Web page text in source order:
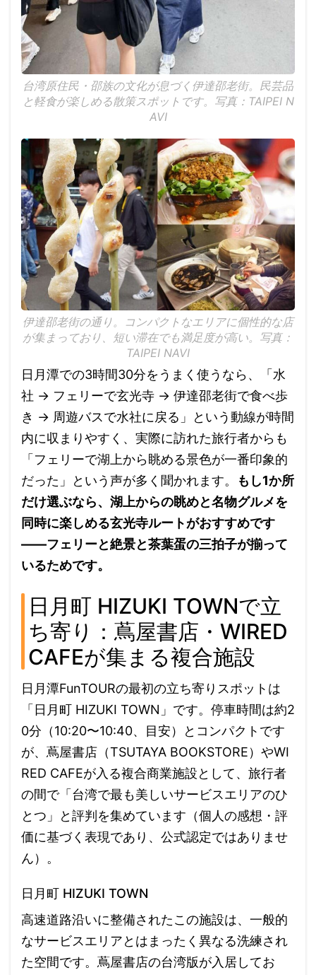
台湾原住民・邵族の文化が息づく伊達邵老街。民芸品
と軽食が楽しめる散策スポットです。写真：TAIPEI N
AVI
伊達邵老街の通り。コンパクトなエリアに個性的な店
が集まっており、短い滞在でも満足度が高い。写真：
TAIPEI NAVI
日月潭での3時間30分をうまく使うなら、「水
社 → フェリーで玄光寺 → 伊達邵老街で食べ歩
き → 周遊バスで水社に戻る」という動線が時間
内に収まりやすく、実際に訪れた旅行者からも
「フェリーで湖上から眺める景色が一番印象的
だった」という声が多く聞かれます。
もし1か所
だけ選ぶなら、湖上からの眺めと名物グルメを
同時に楽しめる玄光寺ルートがおすすめです
——フェリーと絶景と茶葉蛋の三拍子が揃って
いるためです。
日月町 HIZUKI TOWNで立
ち寄り：蔦屋書店・WIRED
CAFEが集まる複合施設
日月潭FunTOURの最初の立ち寄りスポットは
「日月町 HIZUKI TOWN」です。停車時間は約2
0分（10:20〜10:40、目安）とコンパクトです
が、蔦屋書店（TSUTAYA BOOKSTORE）やWI
RED CAFEが入る複合商業施設として、旅行者
の間で「台湾で最も美しいサービスエリアのひ
とつ」と評判を集めています（個人の感想・評
価に基づく表現であり、公式認定ではありませ
ん）。
日月町 HIZUKI TOWN
高速道路沿いに整備されたこの施設は、一般的
なサービスエリアとはまったく異なる洗練され
た空間です。蔦屋書店の台湾版が入居してお